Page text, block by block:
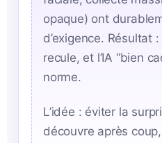
opaque) ont
d’exigence. Résultat :
recule, et l’IA “bien
norme.
L’idée : éviter la
découvre après